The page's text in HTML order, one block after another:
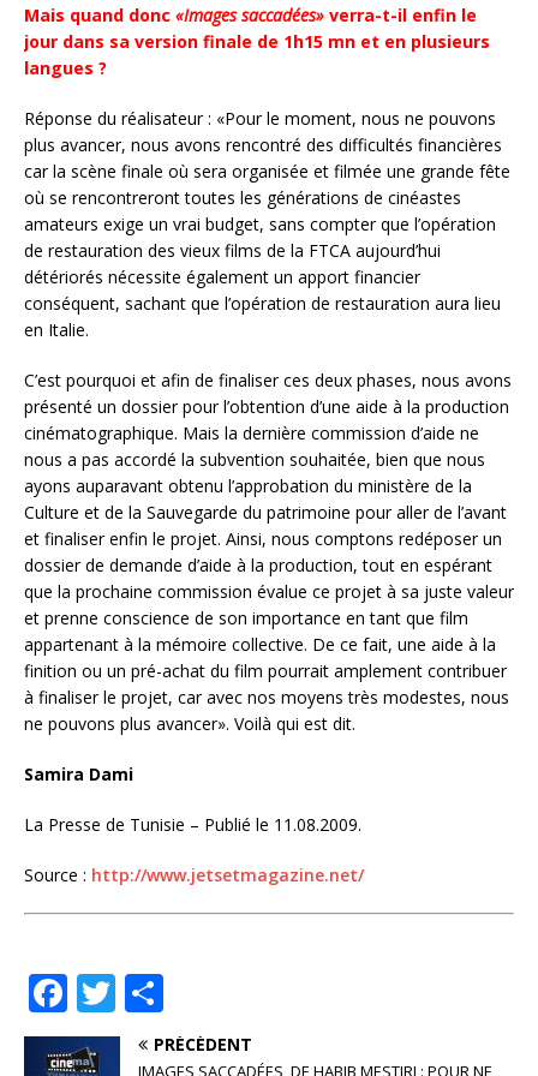
Mais quand donc «Images saccadées» verra-t-il enfin le
jour dans sa version finale de 1h15 mn et en plusieurs
langues ?
Réponse du réalisateur : «Pour le moment, nous ne pouvons
plus avancer, nous avons rencontré des difficultés financières
car la scène finale où sera organisée et filmée une grande fête
où se rencontreront toutes les générations de cinéastes
amateurs exige un vrai budget, sans compter que l’opération
de restauration des vieux films de la FTCA aujourd’hui
détériorés nécessite également un apport financier
conséquent, sachant que l’opération de restauration aura lieu
en Italie.
C’est pourquoi et afin de finaliser ces deux phases, nous avons
présenté un dossier pour l’obtention d’une aide à la production
cinématographique. Mais la dernière commission d’aide ne
nous a pas accordé la subvention souhaitée, bien que nous
ayons auparavant obtenu l’approbation du ministère de la
Culture et de la Sauvegarde du patrimoine pour aller de l’avant
et finaliser enfin le projet. Ainsi, nous comptons redéposer un
dossier de demande d’aide à la production, tout en espérant
que la prochaine commission évalue ce projet à sa juste valeur
et prenne conscience de son importance en tant que film
appartenant à la mémoire collective. De ce fait, une aide à la
finition ou un pré-achat du film pourrait amplement contribuer
à finaliser le projet, car avec nos moyens très modestes, nous
ne pouvons plus avancer». Voilà qui est dit.
Samira Dami
La Presse de Tunisie – Publié le 11.08.2009.
Source : http://www.jetsetmagazine.net/
F
a
T
w ar
PRÉCÉDENT